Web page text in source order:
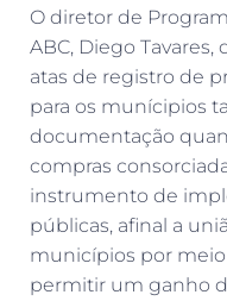
O diretor de
ABC, Diego
atas de registro de
para os munícipios
documentação
compras
instrumento de
públicas, afinal a
municípios por meio
permitir um ganho